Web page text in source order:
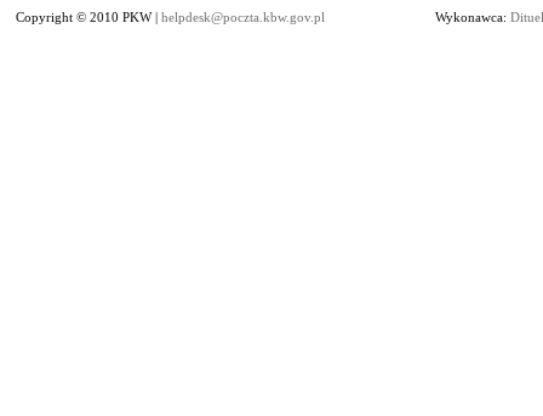
Copyright © 2010 PKW | helpdesk@poczta.kbw.gov.pl Wykonawca: